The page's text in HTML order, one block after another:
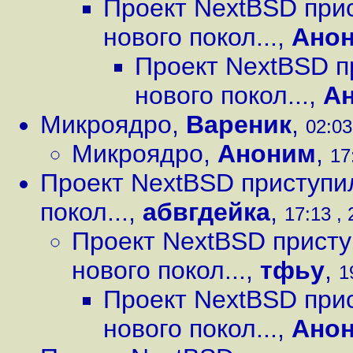
Проект NextBSD
нового покол...,
Проект NextBSD
нового покол...,
Микроядро, Вареник,
Микроядро, Аноним,
Проект NextBSD
покол..., абвгдейка, 17:13 ,
Проект NextBSD
нового покол..., тфьу,
Проект NextBSD
нового покол...,